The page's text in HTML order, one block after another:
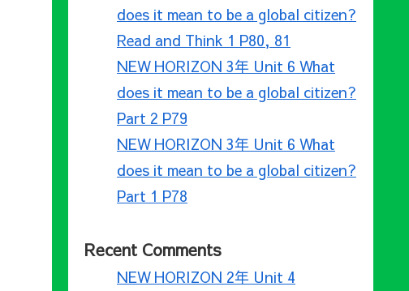
does it mean to be a global citizen?
Read and Think 1 P80, 81
NEW HORIZON 3年 Unit 6 What
does it mean to be a global citizen?
Part 2 P79
NEW HORIZON 3年 Unit 6 What
does it mean to be a global citizen?
Part 1 P78
Recent Comments
NEW HORIZON 2年 Unit 4